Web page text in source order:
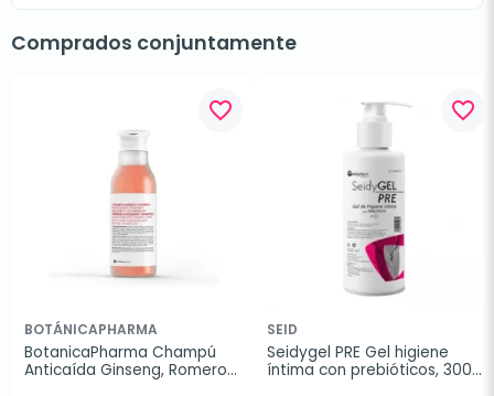
Comprados conjuntamente
favorite_border
BOTÁNICAPHARMA
BotanicaPharma Champú
Anticaída Ginseng, Romero
favorite_border
SEID
Seidygel PRE Gel higiene
íntima con prebióticos, 300